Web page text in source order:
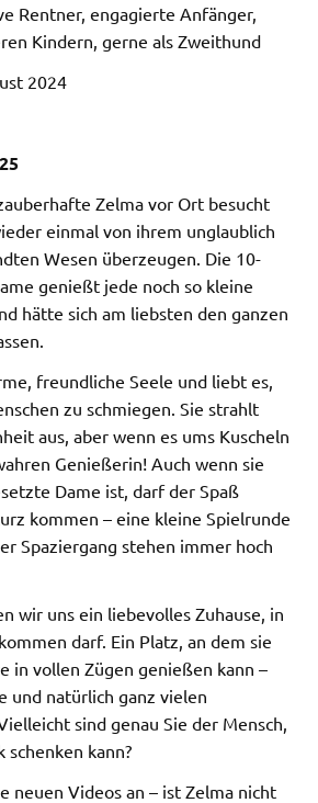
Rentner, engagierte Anfänger,
Kindern, gerne als Zweithund
2024
Zelma vor Ort besucht
einmal von ihrem unglaublich
Wesen überzeugen. Die 10-
genießt jede noch so kleine
hätte sich am liebsten den ganzen
freundliche Seele und liebt es,
zu schmiegen. Sie strahlt
aus, aber wenn es ums Kuscheln
Genießerin! Auch wenn sie
Dame ist, darf der Spaß
kommen – eine kleine Spielrunde
Spaziergang stehen immer hoch
wir uns ein liebevolles Zuhause, in
darf. Ein Platz, an dem sie
in vollen Zügen genießen kann –
und natürlich ganz vielen
sind genau Sie der Mensch,
schenken kann?
neuen Videos an – ist Zelma nicht